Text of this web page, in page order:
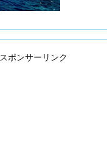
スポンサーリンク